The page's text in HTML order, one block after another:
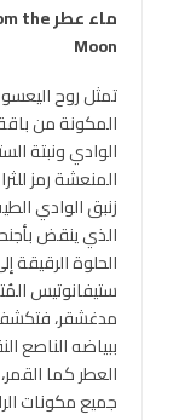
ماء عطرthe
Moon
تمثل روح
المكونة من باقة
الوادي ونبتة
المنعشة رمز
زنبق الوادي
الذي ينقض
الحلوة الرقيقة
ستيفانوتيس
مدغشقر، فتكشف
ببياضه الناصع
العطر كما
جميع مكونات